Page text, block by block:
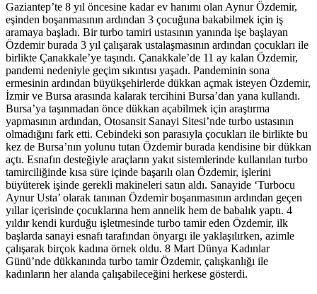
Gaziantep’te 8 yıl öncesine kadar ev hanımı olan Aynur Özdemir,
eşinden boşanmasının ardından 3 çocuğuna bakabilmek için iş
aramaya başladı. Bir turbo tamiri ustasının yanında işe başlayan
Özdemir burada 3 yıl çalışarak ustalaşmasının ardından çocukları ile
birlikte Çanakkale’ye taşındı. Çanakkale’de 11 ay kalan Özdemir,
pandemi nedeniyle geçim sıkıntısı yaşadı. Pandeminin sona
ermesinin ardından büyükşehirlerde dükkan açmak isteyen Özdemir,
İzmir ve Bursa arasında kalarak tercihini Bursa’dan yana kullandı.
Bursa’ya taşınmadan önce dükkan açabilmek için araştırma
yapmasının ardından, Otosansit Sanayi Sitesi’nde turbo ustasının
olmadığını fark etti. Cebindeki son parasıyla çocukları ile birlikte bu
kez de Bursa’nın yolunu tutan Özdemir burada kendisine bir dükkan
açtı. Esnafın desteğiyle araçların yakıt sistemlerinde kullanılan turbo
tamirciliğinde kısa süre içinde başarılı olan Özdemir, işlerini
büyüterek işinde gerekli makineleri satın aldı. Sanayide ‘Turbocu
Aynur Usta’ olarak tanınan Özdemir boşanmasının ardından geçen
yıllar içerisinde çocuklarına hem annelik hem de babalık yaptı. 4
yıldır kendi kurduğu işletmesinde turbo tamir eden Özdemir, ilk
başlarda sanayi esnafı tarafından önyargı ile yaklaşılırken, azimle
çalışarak birçok kadına örnek oldu. 8 Mart Dünya Kadınlar
Günü’nde dükkanında turbo tamir Özdemir, çalışkanlığı ile
kadınların her alanda çalışabileceğini herkese gösterdi.